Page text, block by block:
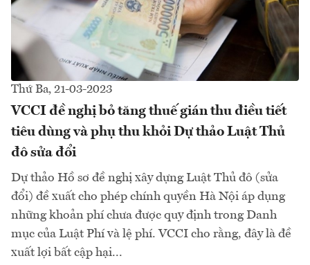
Thứ Ba, 21-03-2023
VCCI đề nghị bỏ tăng thuế gián thu điều tiết
tiêu dùng và phụ thu khỏi Dự thảo Luật Thủ
đô sửa đổi
Dự thảo Hồ sơ đề nghị xây dựng Luật Thủ đô (sửa
đổi) đề xuất cho phép chính quyền Hà Nội áp dụng
những khoản phí chưa được quy định trong Danh
mục của Luật Phí và lệ phí. VCCI cho rằng, đây là đề
xuất lợi bất cập hại...